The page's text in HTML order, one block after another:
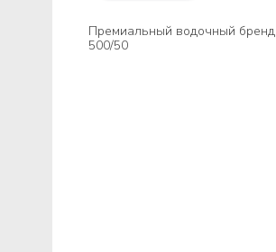
Премиальный водочный бренд
500/50